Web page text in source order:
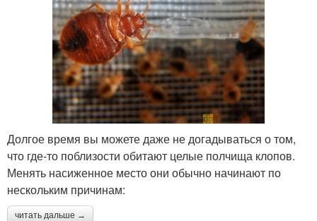
Долгое время вы можете даже не догадываться о том,
что где-то поблизости обитают целые полчища клопов.
Менять насиженное место они обычно начинают по
нескольким причинам:
читать дальше →